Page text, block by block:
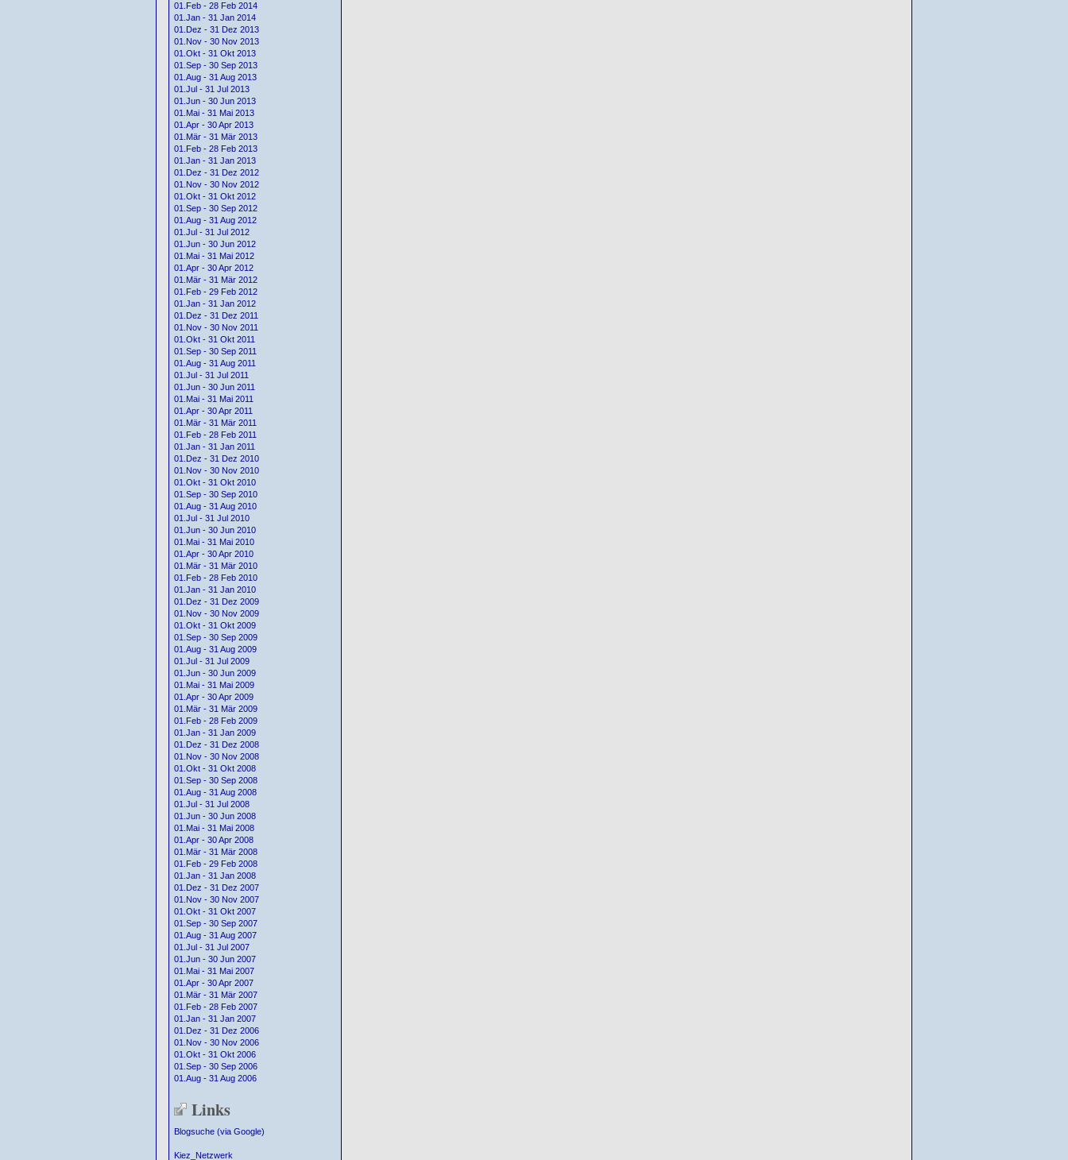
01.Feb - 28 Feb 2014
01.Jan - 31 Jan 2014
01.Dez - 31 Dez 2013
01.Nov - 30 Nov 2013
01.Okt - 31 Okt 2013
01.Sep - 30 Sep 2013
01.Aug - 31 Aug 2013
01.Jul - 31 Jul 2013
01.Jun - 30 Jun 2013
01.Mai - 31 Mai 2013
01.Apr - 30 Apr 2013
01.Mär - 31 Mär 2013
01.Feb - 28 Feb 2013
01.Jan - 31 Jan 2013
01.Dez - 31 Dez 2012
01.Nov - 30 Nov 2012
01.Okt - 31 Okt 2012
01.Sep - 30 Sep 2012
01.Aug - 31 Aug 2012
01.Jul - 31 Jul 2012
01.Jun - 30 Jun 2012
01.Mai - 31 Mai 2012
01.Apr - 30 Apr 2012
01.Mär - 31 Mär 2012
01.Feb - 29 Feb 2012
01.Jan - 31 Jan 2012
01.Dez - 31 Dez 2011
01.Nov - 30 Nov 2011
01.Okt - 31 Okt 2011
01.Sep - 30 Sep 2011
01.Aug - 31 Aug 2011
01.Jul - 31 Jul 2011
01.Jun - 30 Jun 2011
01.Mai - 31 Mai 2011
01.Apr - 30 Apr 2011
01.Mär - 31 Mär 2011
01.Feb - 28 Feb 2011
01.Jan - 31 Jan 2011
01.Dez - 31 Dez 2010
01.Nov - 30 Nov 2010
01.Okt - 31 Okt 2010
01.Sep - 30 Sep 2010
01.Aug - 31 Aug 2010
01.Jul - 31 Jul 2010
01.Jun - 30 Jun 2010
01.Mai - 31 Mai 2010
01.Apr - 30 Apr 2010
01.Mär - 31 Mär 2010
01.Feb - 28 Feb 2010
01.Jan - 31 Jan 2010
01.Dez - 31 Dez 2009
01.Nov - 30 Nov 2009
01.Okt - 31 Okt 2009
01.Sep - 30 Sep 2009
01.Aug - 31 Aug 2009
01.Jul - 31 Jul 2009
01.Jun - 30 Jun 2009
01.Mai - 31 Mai 2009
01.Apr - 30 Apr 2009
01.Mär - 31 Mär 2009
01.Feb - 28 Feb 2009
01.Jan - 31 Jan 2009
01.Dez - 31 Dez 2008
01.Nov - 30 Nov 2008
01.Okt - 31 Okt 2008
01.Sep - 30 Sep 2008
01.Aug - 31 Aug 2008
01.Jul - 31 Jul 2008
01.Jun - 30 Jun 2008
01.Mai - 31 Mai 2008
01.Apr - 30 Apr 2008
01.Mär - 31 Mär 2008
01.Feb - 29 Feb 2008
01.Jan - 31 Jan 2008
01.Dez - 31 Dez 2007
01.Nov - 30 Nov 2007
01.Okt - 31 Okt 2007
01.Sep - 30 Sep 2007
01.Aug - 31 Aug 2007
01.Jul - 31 Jul 2007
01.Jun - 30 Jun 2007
01.Mai - 31 Mai 2007
01.Apr - 30 Apr 2007
01.Mär - 31 Mär 2007
01.Feb - 28 Feb 2007
01.Jan - 31 Jan 2007
01.Dez - 31 Dez 2006
01.Nov - 30 Nov 2006
01.Okt - 31 Okt 2006
01.Sep - 30 Sep 2006
01.Aug - 31 Aug 2006
Links
Blogsuche (via Google)
Kiez_Netzwerk